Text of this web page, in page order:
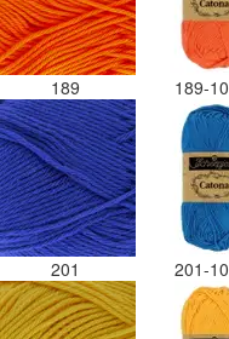
189 189-10
201 201-10